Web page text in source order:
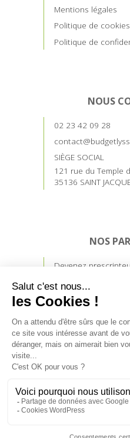
Mentions légales
Politique de cookies
Politique de
NOUS
02 23 42 09 28
SIÈGE SOCIAL
121 rue du Temple
35136 SAINT
NOS
Devenez
UN CRÉDIT VOUS
VÉRIFIEZ VOS
AVANT DE
être exigé d’un
plusieurs